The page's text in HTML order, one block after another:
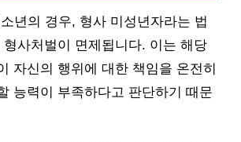
년의 경우, 형사 미성년자라는 법
사처벌이 면제됩니다. 이는 해당
자신의 행위에 대한 책임을 온전히
능력이 부족하다고 판단하기 때문